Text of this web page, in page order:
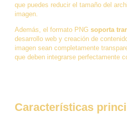
que puedes reducir el tamaño del
imagen.
Además, el formato PNG soporta
desarrollo web y creación de
imagen sean completamente
que deben integrarse perfectamente
Características